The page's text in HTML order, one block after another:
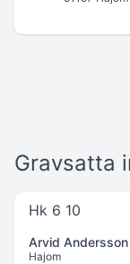
Gravsatta
Hk 6 10
Arvid Andersson
Hajom